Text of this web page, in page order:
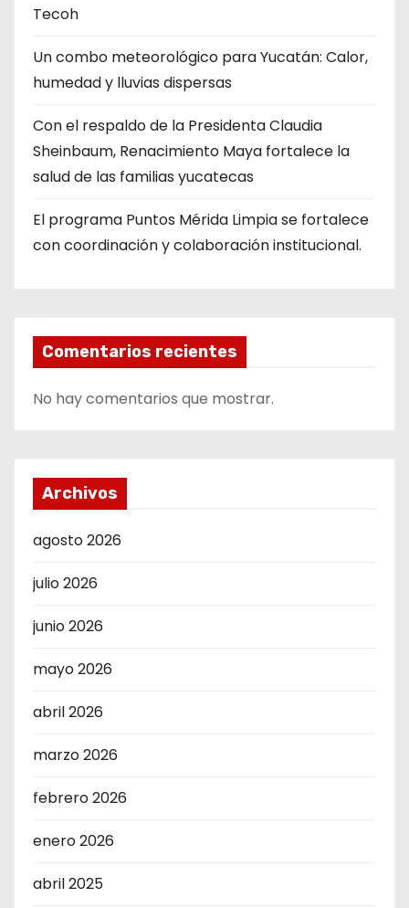
Tecoh
Un combo meteorológico para Yucatán: Calor,
humedad y lluvias dispersas
Con el respaldo de la Presidenta Claudia
Sheinbaum, Renacimiento Maya fortalece la
salud de las familias yucatecas
El programa Puntos Mérida Limpia se fortalece
con coordinación y colaboración institucional.
Comentarios recientes
No hay comentarios que mostrar.
Archivos
agosto 2026
julio 2026
junio 2026
mayo 2026
abril 2026
marzo 2026
febrero 2026
enero 2026
abril 2025